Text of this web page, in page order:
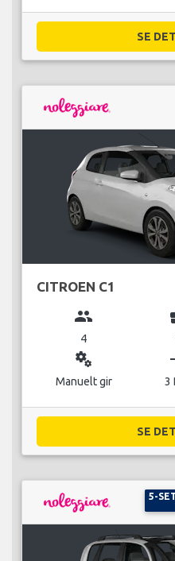
SE
CITROEN C1
group
4
miscellaneous_services
Manuelt gir 3
SE
5-